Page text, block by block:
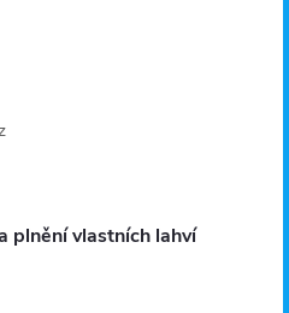
plnění vlastních lahví